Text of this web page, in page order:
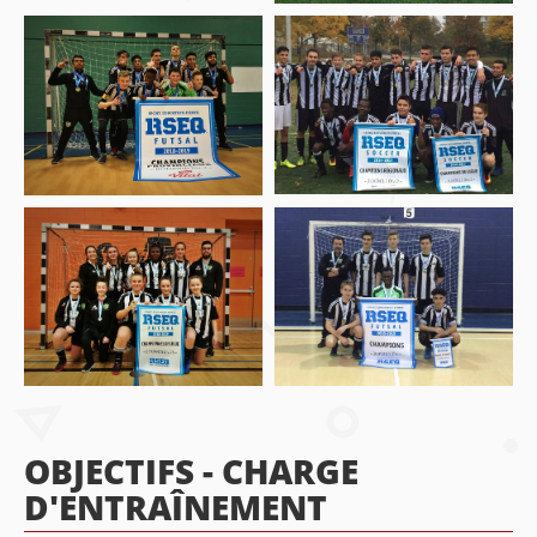
OBJECTIFS - CHARGE
D'ENTRAÎNEMENT